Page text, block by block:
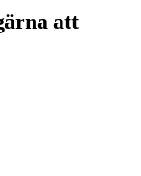
att